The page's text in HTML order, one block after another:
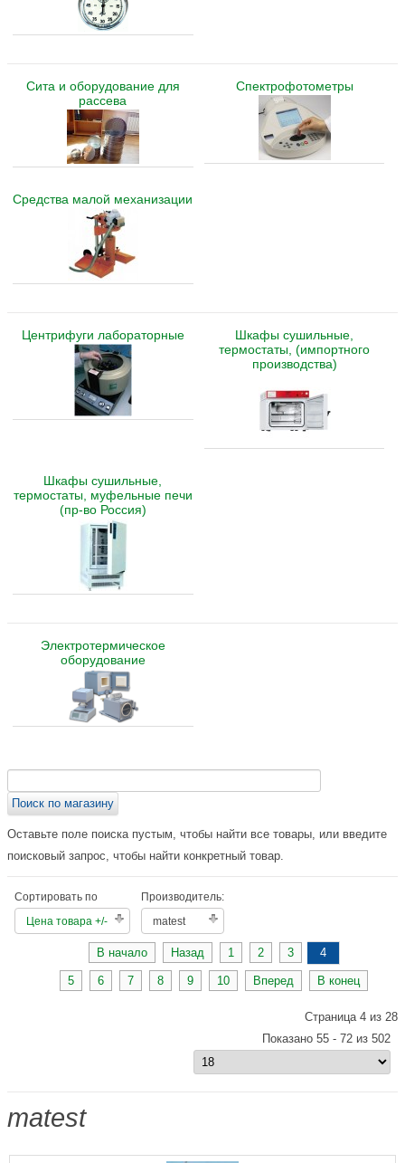
Сита и оборудование для
рассева
Спектрофотометры
Средства малой механизации
Центрифуги лабораторные
Шкафы сушильные,
термостаты, (импортного
производства)
Шкафы сушильные,
термостаты, муфельные печи
(пр-во Россия)
Электротермическое
оборудование
Оставьте поле поиска пустым, чтобы найти все товары, или введите
поисковый запрос, чтобы найти конкретный товар.
Сортировать по
Цена товара +/-
Производитель:
matest
В начало Назад 1 2 3 4
5 6 7 8 9 10 Вперед В конец
Страница 4 из 28
Показано 55 - 72 из 502
matest